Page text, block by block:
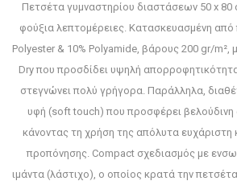
Πετσέτα γυμναστηρίου διαστάσεων 50 x
φούξια λεπτομέρειες. Κατασκευασμένη από
Polyester & 10% Polyamide, βάρους 200 gr/m²,
Dry που προσδίδει υψηλή
στεγνώνει πολύ γρήγορα. Παράλληλα,
υφή (soft touch) που προσφέρει βελούδινη
κάνοντας τη χρήση της απόλυτα ευχάριστη
προπόνησης. Compact σχεδιασμός με
ιμάντα (λάστιχο), ο οποίος κρατά την